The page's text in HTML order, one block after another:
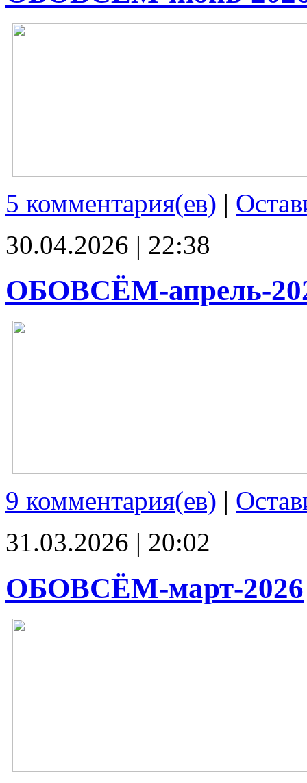
5 комментария(ев) |
30.04.2026 | 22:38
ОБОВСЁМ-апрель-
9 комментария(ев) |
31.03.2026 | 20:02
ОБОВСЁМ-март-2026